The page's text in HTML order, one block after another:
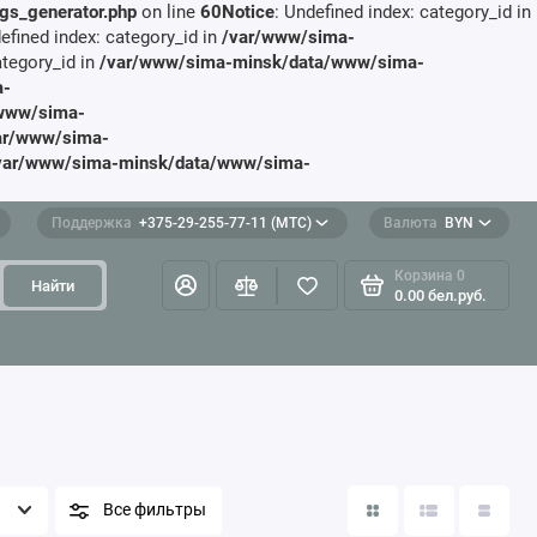
on line 60Notice: Undefined index: category_id in
index: category_id in /var/www/sima-
in /var/www/sima-minsk/data/www/sima-
sima-
www/sima-
www/sima-minsk/data/www/sima-
Поддержка +375-29-255-77-11 (МТС) Валюта BYN
Найти
Корзина 0
0.00 бел.руб.
Все фильтры